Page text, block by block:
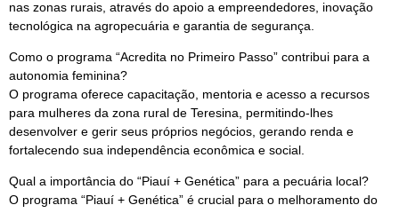
nas zonas rurais, através do apoio a empreendedores, inovação
tecnológica na agropecuária e garantia de segurança.
Como o programa “Acredita no Primeiro Passo” contribui para a
autonomia feminina?
O programa oferece capacitação, mentoria e acesso a recursos
para mulheres da zona rural de Teresina, permitindo-lhes
desenvolver e gerir seus próprios negócios, gerando renda e
fortalecendo sua independência econômica e social.
Qual a importância do “Piauí + Genética” para a pecuária local?
O programa “Piauí + Genética” é crucial para o melhoramento do